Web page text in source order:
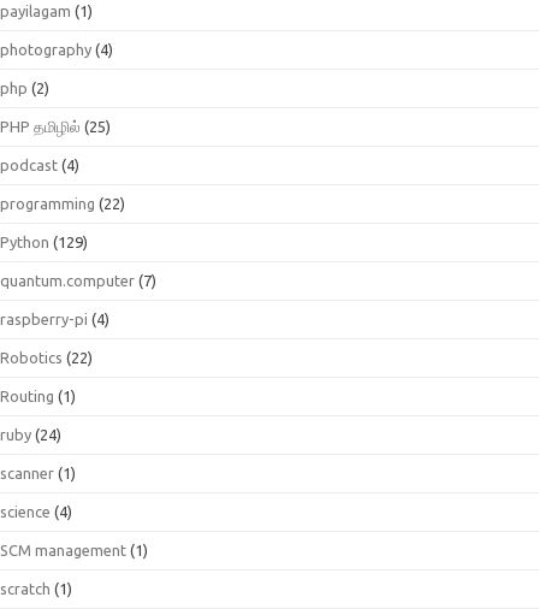
payilagam (1)
photography (4)
php (2)
PHP தமிழில் (25)
podcast (4)
programming (22)
Python (129)
quantum.computer (7)
raspberry-pi (4)
Robotics (22)
Routing (1)
ruby (24)
scanner (1)
science (4)
SCM management (1)
scratch (1)